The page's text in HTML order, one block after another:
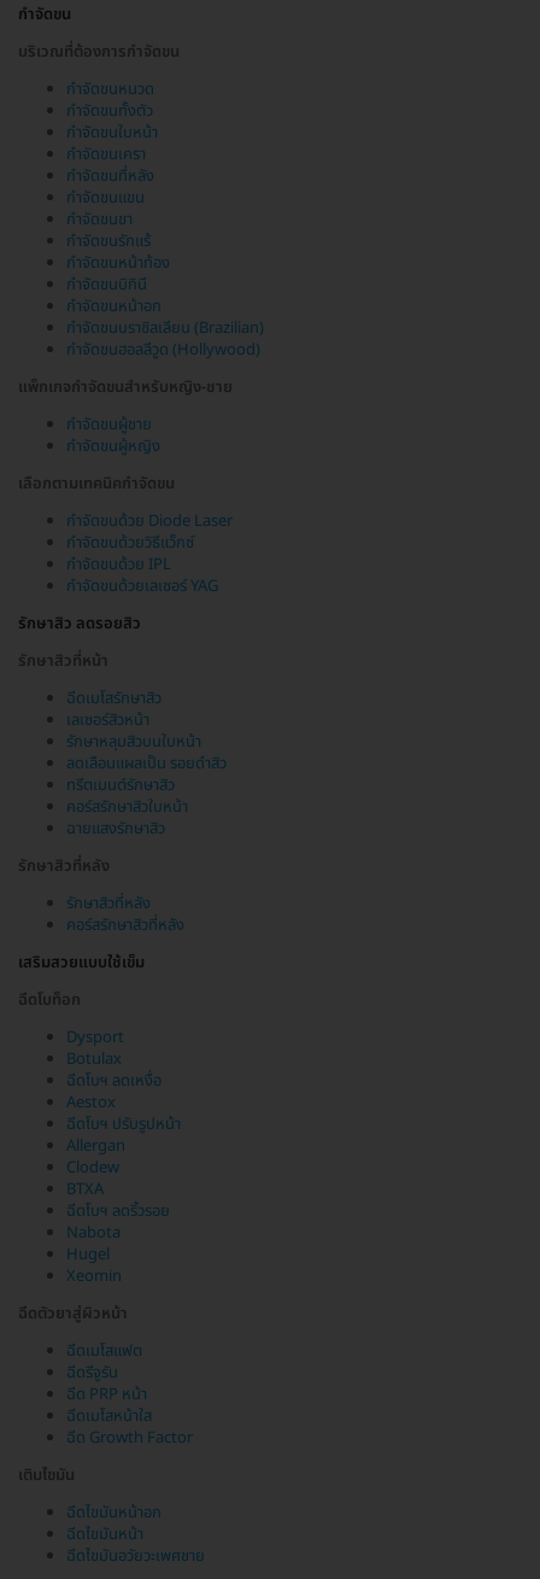
กำจัดขน
บริเวณที่ต้องการกำจัดขน
กำจัดขนหนวด
กำจัดขนทั้งตัว
กำจัดขนใบหน้า
กำจัดขนเครา
กำจัดขนที่หลัง
กำจัดขนแขน
กำจัดขนขา
กำจัดขนรักแร้
กำจัดขนหน้าท้อง
กำจัดขนบิกินี
กำจัดขนหน้าอก
กำจัดขนบราซิลเลียน (Brazilian)
กำจัดขนฮอลลีวูด (Hollywood)
แพ็กเกจกำจัดขนสำหรับหญิง-ชาย
กำจัดขนผู้ชาย
กำจัดขนผู้หญิง
เลือกตามเทคนิคกำจัดขน
กำจัดขนด้วย Diode Laser
กำจัดขนด้วยวิธีแว็กซ์
กำจัดขนด้วย IPL
กำจัดขนด้วยเลเซอร์ YAG
รักษาสิว ลดรอยสิว
รักษาสิวที่หน้า
ฉีดเมโสรักษาสิว
เลเซอร์สิวหน้า
รักษาหลุมสิวบนใบหน้า
ลดเลือนแผลเป็น รอยดำสิว
ทรีตเมนต์รักษาสิว
คอร์สรักษาสิวใบหน้า
ฉายแสงรักษาสิว
รักษาสิวที่หลัง
รักษาสิวที่หลัง
คอร์สรักษาสิวที่หลัง
เสริมสวยแบบใช้เข็ม
ฉีดโบท็อก
Dysport
Botulax
ฉีดโบฯ ลดเหงื่อ
Aestox
ฉีดโบฯ ปรับรูปหน้า
Allergan
Clodew
BTXA
ฉีดโบฯ ลดริ้วรอย
Nabota
Hugel
Xeomin
ฉีดตัวยาสู่ผิวหน้า
ฉีดเมโสแฟต
ฉีดรีจูรัน
ฉีด PRP หน้า
ฉีดเมโสหน้าใส
ฉีด Growth Factor
เติมไขมัน
ฉีดไขมันหน้าอก
ฉีดไขมันหน้า
ฉีดไขมันอวัยวะเพศชาย